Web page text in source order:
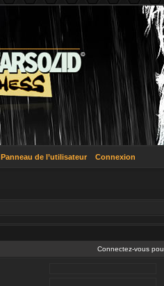
Panneau de l’utilisateur Connexion
Connectez-vous